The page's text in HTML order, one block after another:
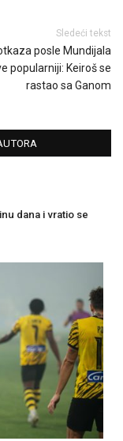
Sledeći tekst
posle Mundijala
popularniji: Keiroš se
rastao sa Ganom
dana i vratio se